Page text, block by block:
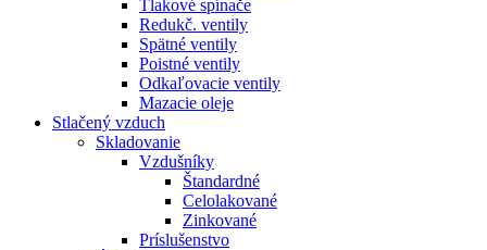
Tlakové spínače
Redukč. ventily
Spätné ventily
Poistné ventily
Odkaľovacie ventily
Mazacie oleje
Stlačený vzduch
Skladovanie
Vzdušníky
Štandardné
Celolakované
Zinkované
Príslušenstvo